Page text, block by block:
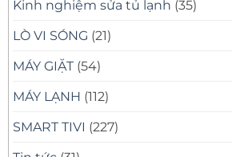
Kinh nghiệm sửa tủ lạnh (35)
LÒ VI SÓNG (21)
MÁY GIẶT (54)
MÁY LẠNH (112)
SMART TIVI (227)